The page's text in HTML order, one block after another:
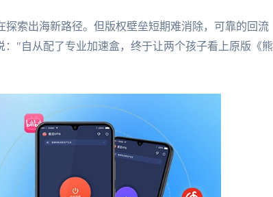
索出海新路径。但版权壁垒短期难消除，可靠的回流
"自从配了专业加速盒，终于让两个孩子看上原版《熊